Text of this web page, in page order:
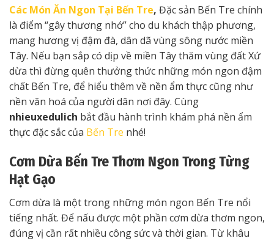
Các Món Ăn Ngon Tại Bến Tre, Đặc sản Bến Tre chính
là điểm “gây thương nhớ” cho du khách thập phương,
mang hương vị đậm đà, dân dã vùng sông nước miền
Tây. Nếu bạn sắp có dịp về miền Tây thăm vùng đất Xứ
dừa thì đừng quên thưởng thức những món ngon đậm
chất Bến Tre, để hiểu thêm về nền ẩm thực cũng như
nền văn hoá của người dân nơi đây. Cùng
nhieuxedulich bắt đầu hành trình khám phá nền ẩm
thực đặc sắc của Bến Tre nhé!
Cơm Dừa Bến Tre Thơm Ngon Trong Từng
Hạt Gạo
Cơm dừa là một trong những món ngon Bến Tre nổi
tiếng nhất. Để nấu được một phần cơm dừa thơm ngon,
đúng vị cần rất nhiều công sức và thời gian. Từ khâu